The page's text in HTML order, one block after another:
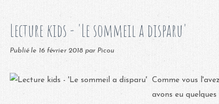
Lecture kids - 'Le sommeil a disparu'
Publié le 16 février 2018 par Picou
Comme vous
avons eu